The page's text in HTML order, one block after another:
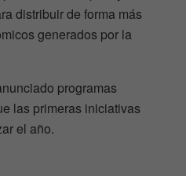
distribuir de forma más
generados por la
programas
las primeras iniciativas
el año.